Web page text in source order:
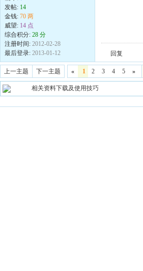
发帖: 14
金钱: 70 两
威望: 14 点
综合积分: 28 分
注册时间: 2012-02-28
最后登录: 2013-01-12 回复
上一主题 下一主题 « 1 2 3 4 5 »
相关资料下载及使用技巧